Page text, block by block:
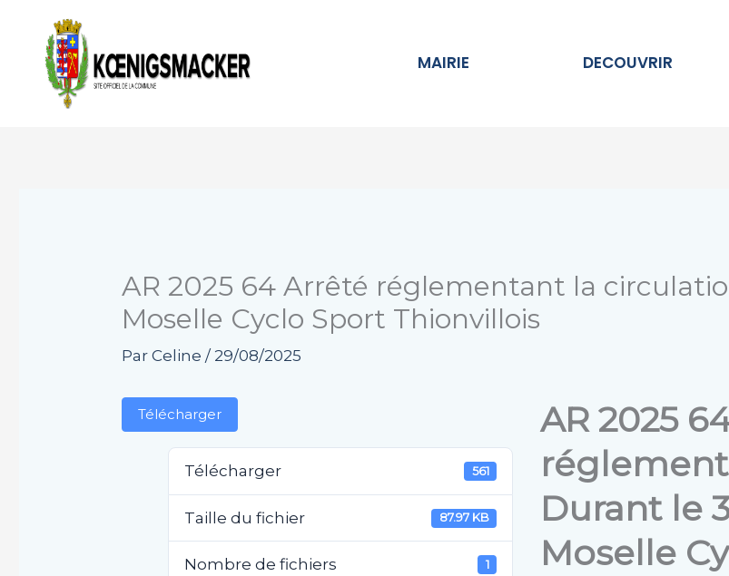
contenu
MAIRIE DECOUVRIR Ouvrir
AR 2025 64 Arrêté réglementant la
Moselle Cyclo Sport Thionvillois
Par Celine / 29/08/2025
Télécharger
Télécharger 561
Taille du fichier 87.97 KB
Nombre de fichiers 1
AR 2025
Durant le
Moselle